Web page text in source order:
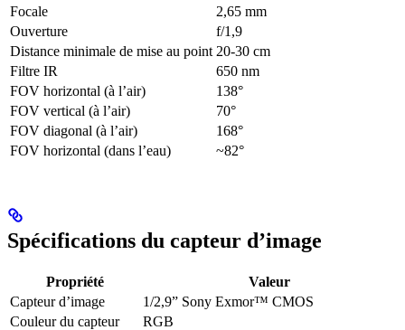
Focale
2,65 mm
Ouverture
f/1,9
Distance minimale de mise au point 20-30 cm
Filtre IR
650 nm
FOV horizontal (à l’air)
138°
FOV vertical (à l’air)
70°
FOV diagonal (à l’air)
168°
FOV horizontal (dans l’eau)
~82°
Spécifications du capteur d’image
Propriété
Valeur
Capteur d’image
1/2,9” Sony Exmor™ CMOS
Couleur du capteur
RGB